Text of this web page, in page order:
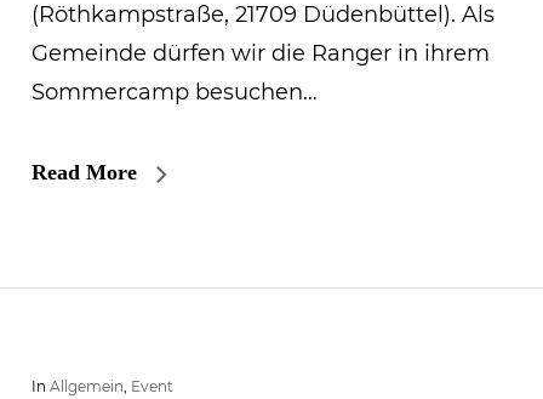
(Röthkampstraße, 21709 Düdenbüttel). Als
Gemeinde dürfen wir die Ranger in ihrem
Sommercamp besuchen…
Read More
In Allgemein, Event